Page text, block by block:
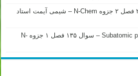
آیمت ایتالیا – پاسخ سوال ۲۴۳ فصل ۲ جزوه N-Chem – شیمی آیمت استاد
Subatomic particles – valence electrons – سوال ۱۳۵ فصل ۱ جزوه N-